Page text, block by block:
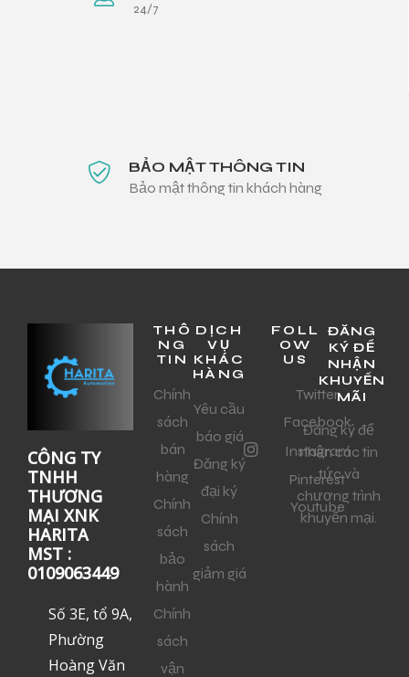
24/7
BẢO MẬT THÔNG TIN
Bảo mật thông tin khách hàng
CÔNG TY
TNHH
THƯƠNG
MẠI XNK
HARITA
MST :
0109063449
Số 3E, tổ 9A,
Phường
Hoàng Văn
THÔ
NG
TIN
Chính
sách
bán
hàng
Chính
sách
bảo
hành
Chính
sách
vận
DỊCH
VỤ
KHÁC
HÀNG
Yêu cầu
báo giá
Đăng ký
đại ký
Chính
sách
giảm giá
FOLL
OW
US
Twitter
Facebook
Instagram
Pinterest
Youtube
ĐĂNG
KÝ ĐỂ
NHẬN
KHUYẾN
MÃI
Đăng ký để
nhận các tin
tức và
chương trình
khuyến mại.